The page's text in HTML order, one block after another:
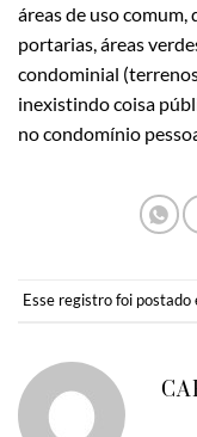
áreas de uso comum,
portarias, áreas
condominial
inexistindo coisa
no condomínio
Esse registro foi postado